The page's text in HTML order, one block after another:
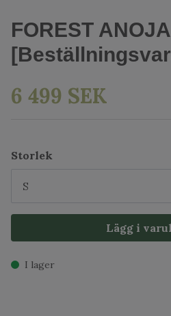
FOREST
6 499 SEK
Storlek
Lägg i
I lager